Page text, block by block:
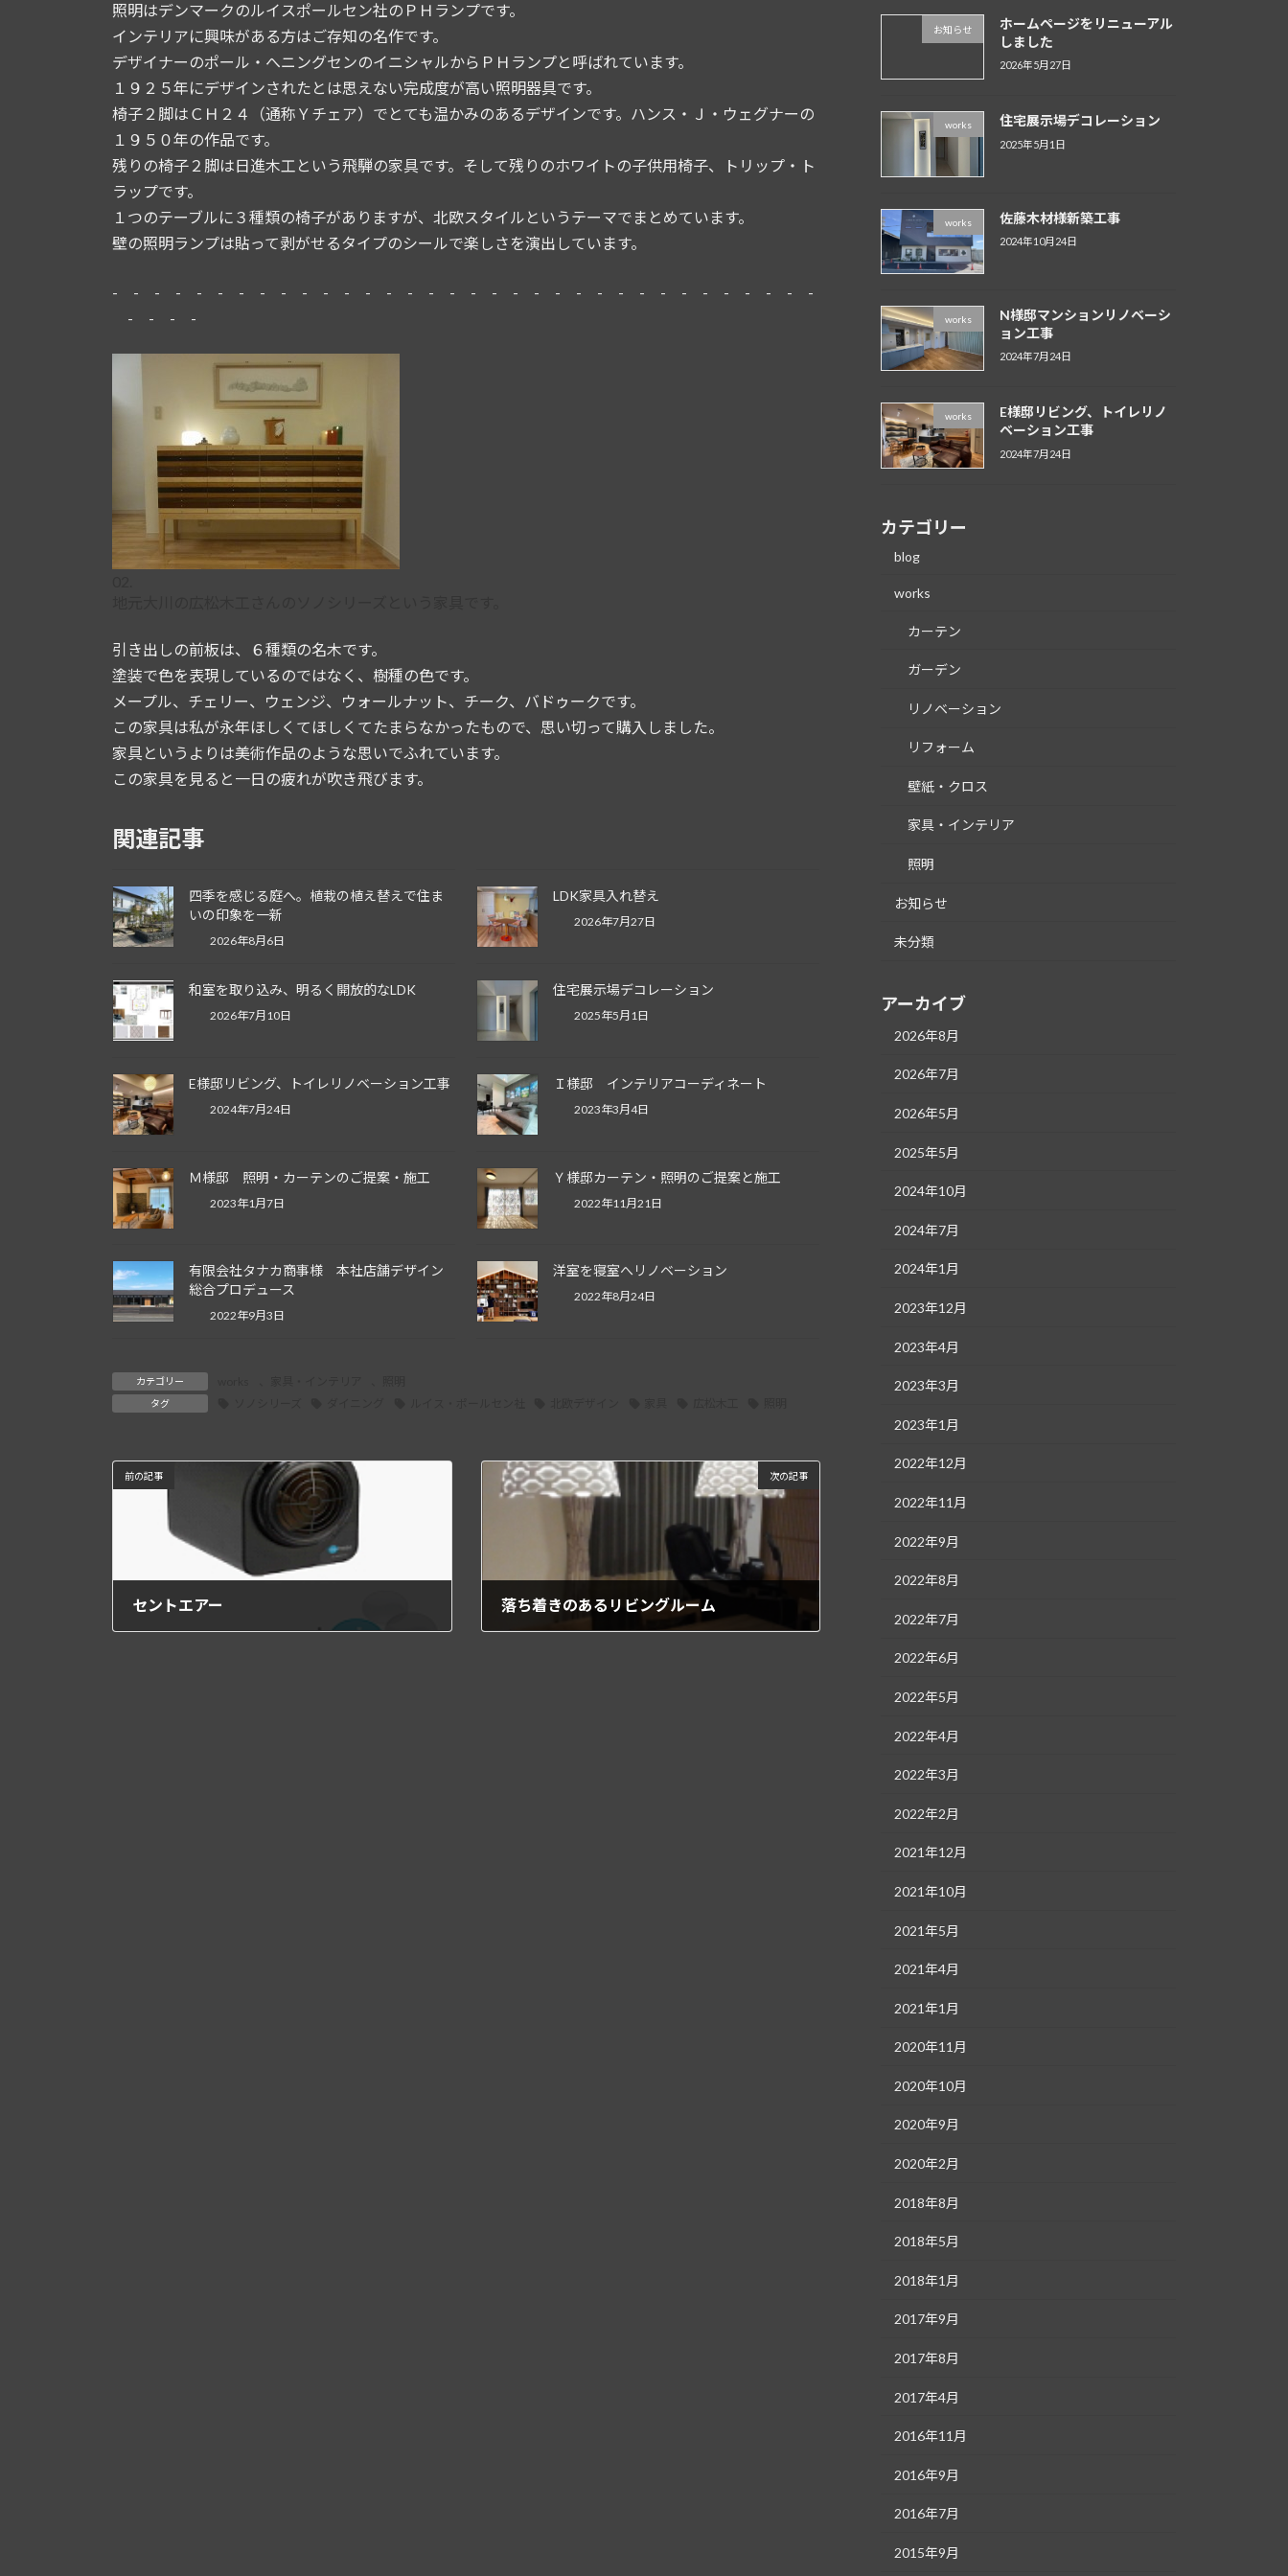
照明はデンマークのルイスポールセン社のＰＨランプです。
インテリアに興味がある方はご存知の名作です。
デザイナーのポール・へニングセンのイニシャルからＰＨランプと呼ばれています。
１９２５年にデザインされたとは思えない完成度が高い照明器具です。
椅子２脚はＣＨ２４（通称Ｙチェア）でとても温かみのあるデザインです。ハンス・Ｊ・ウェグナーの
１９５０年の作品です。
残りの椅子２脚は日進木工という飛騨の家具です。そして残りのホワイトの子供用椅子、トリップ・ト
ラップです。
１つのテーブルに３種類の椅子がありますが、北欧スタイルというテーマでまとめています。
壁の照明ランプは貼って剥がせるタイプのシールで楽しさを演出しています。
- - - - - - - - - - - - - - - - - - - - - - - - - - - - - - - - - -
- - - -
引き出しの前板は、６種類の名木です。
塗装で色を表現しているのではなく、樹種の色です。
メープル、チェリー、ウェンジ、ウォールナット、チーク、バドゥークです。
この家具は私が永年ほしくてほしくてたまらなかったもので、思い切って購入しました。
家具というよりは美術作品のような思いでふれています。
この家具を見ると一日の疲れが吹き飛びます。
関連記事
四季を感じる庭へ。植栽の植え替えで住ま
いの印象を一新
2026年8月6日
LDK家具入れ替え
2026年7月27日
和室を取り込み、明るく開放的なLDK
2026年7月10日
住宅展示場デコレーション
2025年5月1日
E様邸リビング、トイレリノベーション工事
2024年7月24日
Ｉ様邸 インテリアコーディネート
2023年3月4日
Ｍ様邸 照明・カーテンのご提案・施工
2023年1月7日
Ｙ様邸カーテン・照明のご提案と施工
2022年11月21日
有限会社タナカ商事様 本社店舗デザイン
総合プロデュース
2022年9月3日
洋室を寝室へリノベーション
2022年8月24日
カテゴリー
タグ
前の記事
セントエアー
次の記事
落ち着きのあるリビングルーム
お知らせ
ホームページをリニューアル
しました
2026年5月27日
works 住宅展示場デコレーション
2025年5月1日
works 佐藤木材様新築工事
2024年10月24日
works
N様邸マンションリノベーシ
ョン工事
2024年7月24日
works
E様邸リビング、トイレリノ
ベーション工事
2024年7月24日
カテゴリー
blog
works
カーテン
ガーデン
リノベーション
リフォーム
壁紙・クロス
家具・インテリア
照明
お知らせ
未分類
アーカイブ
2026年8月
2026年7月
2026年5月
2025年5月
2024年10月
2024年7月
2024年1月
2023年12月
2023年4月
2023年3月
2023年1月
2022年12月
2022年11月
2022年9月
2022年8月
2022年7月
2022年6月
2022年5月
2022年4月
2022年3月
2022年2月
2021年12月
2021年10月
2021年5月
2021年4月
2021年1月
2020年11月
2020年10月
2020年9月
2020年2月
2018年8月
2018年5月
2018年1月
2017年9月
2017年8月
2017年4月
2016年11月
2016年9月
2016年7月
2015年9月